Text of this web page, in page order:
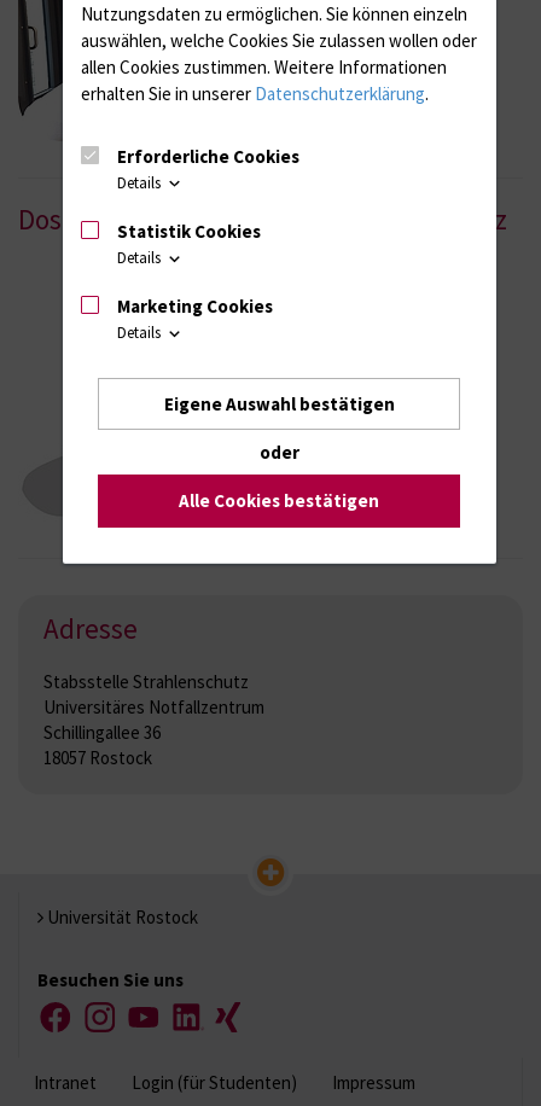
Dosimetrie- und Strahlenschutzassistenz
Adresse
Stabsstelle Strahlenschutz
Universitäres Notfallzentrum
Schillingallee 36
18057 Rostock
Universität Rostock
Besuchen Sie uns
FacebookInstagramYouTubeLinkedIn
Xing
Intranet Login (für Studenten) Impressum
Nutzungsdaten zu ermöglichen. Sie können einzeln
auswählen, welche Cookies Sie zulassen wollen oder
allen Cookies zustimmen. Weitere Informationen
erhalten Sie in unserer Datenschutzerklärung.
Erforderliche Cookies
Details
Statistik Cookies
Details
Marketing Cookies
Details
Eigene Auswahl bestätigen
oder
Alle Cookies bestätigen